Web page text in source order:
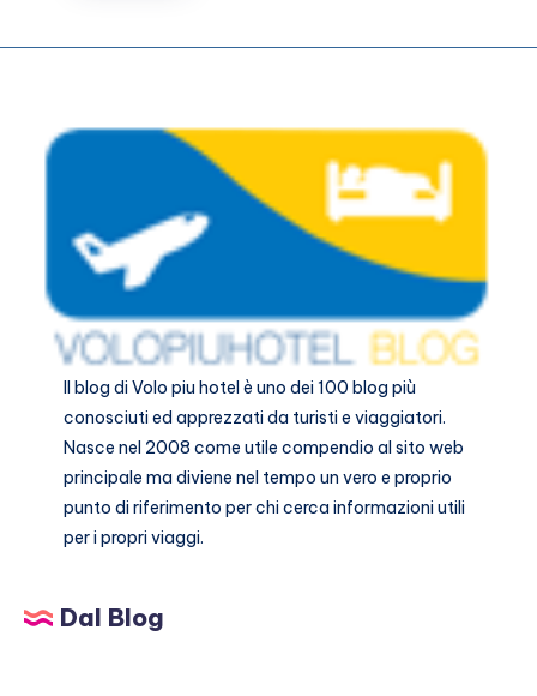
esperienze
più
2025
Il blog diVolo piu hotelè uno dei 100 blog più
conosciuti ed apprezzati da turisti e viaggiatori.
Nasce nel 2008 come utile compendio al sito web
principale ma diviene nel tempo un vero e proprio
punto di riferimento per chi cerca informazioni utili
per i propri viaggi.
Dal Blog